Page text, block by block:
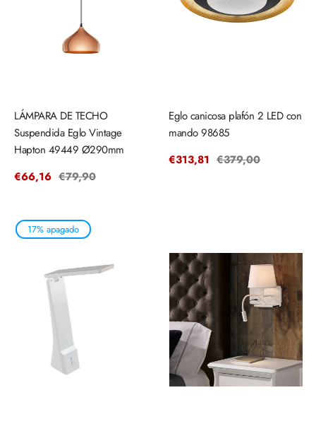
LÁMPARA DE TECHO
Suspendida Eglo Vintage
Hapton 49449 Ø290mm
Precio
€66,16 Precio
€79,90
Eglo canicosa plafón 2 LED con
mando 98685
Precio
€313,81 Precio
€379,00
17% apagado